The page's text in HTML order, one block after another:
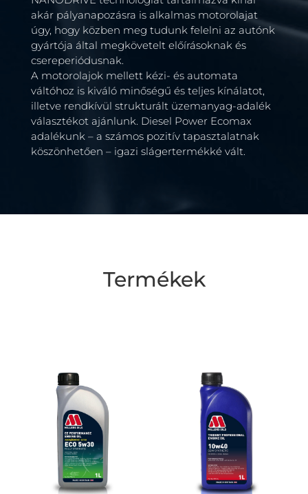
akár pályanapozásra is alkalmas motorolajat
úgy, hogy közben meg tudunk felelni az autónk
gyártója által megkövetelt előírásoknak és
csereperiódusnak.
A motorolajok mellett kézi- és automata
váltóhoz is kiváló minőségű és teljes kínálatot,
illetve rendkívül strukturált üzemanyag-adalék
választékot ajánlunk. Diesel Power Ecomax
adalékunk – a számos pozitív tapasztalatnak
köszönhetően – igazi slágertermékké vált.
Termékek